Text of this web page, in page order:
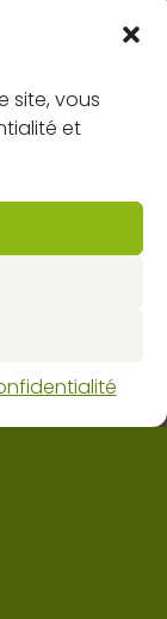
site, vous
et
9H 12H.